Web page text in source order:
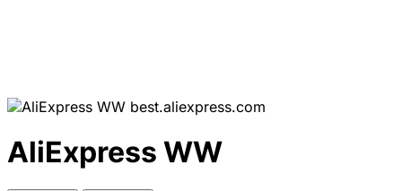
best.aliexpress.com
AliExpress WW